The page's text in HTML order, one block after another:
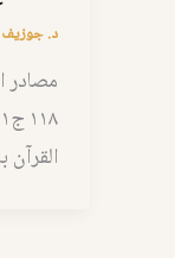
د.
مصادر